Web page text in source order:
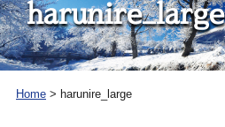
harunire_large
Home > harunire_large